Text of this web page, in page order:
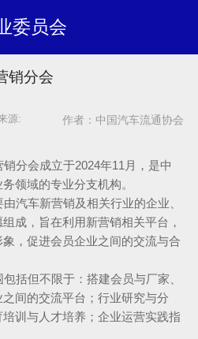
委员会
销分会
源: 作者：中国汽车流通协会
分会成立于2024年11月，是中
领域的专业分支机构。
汽车新营销及相关行业的企业、
成，旨在利用新营销相关平台，
，促进会员企业之间的交流与合
括但不限于：搭建会员与厂家、
间的交流平台；行业研究与分
训与人才培养；企业运营实践指